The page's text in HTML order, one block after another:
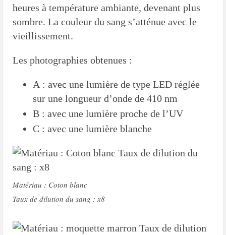
heures à température ambiante, devenant plus
sombre. La couleur du sang s’atténue avec le
vieillissement.
Les photographies obtenues :
A : avec une lumière de type LED réglée
sur une longueur d’onde de 410 nm
B : avec une lumière proche de l’UV
C : avec une lumière blanche
Matériau : Coton blanc
Taux de dilution du sang : x8